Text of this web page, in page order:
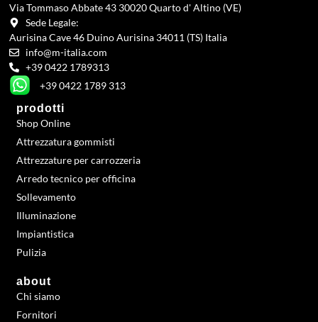
Via Tommaso Abbate 43 30020 Quarto d' Altino (VE)
Sede Legale:
Aurisina Cave 46 Duino Aurisina 34011 (TS) Italia
info@m-italia.com
+39 0422 1789313
+39 0422 1789 313
prodotti
Shop Online
Attrezzatura gommisti
Attrezzature per carrozzeria
Arredo tecnico per officina
Sollevamento
Illuminazione
Impiantistica
Pulizia
about
Chi siamo
Fornitori